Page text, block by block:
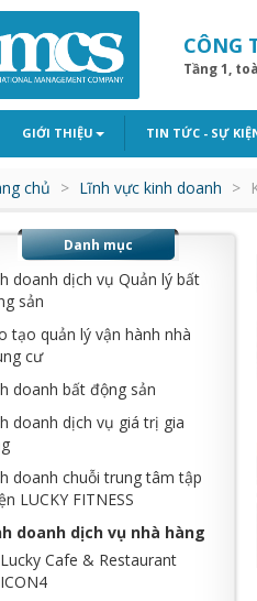
CÔNG
Tầng 1,
GIỚI THIỆU TIN TỨC - SỰ
chủ Lĩnh vực kinh doanh
Danh mục
doanh dịch vụ Quản lý bất
sản
tạo quản lý vận hành nhà
cư
doanh bất động sản
doanh dịch vụ giá trị gia
doanh chuỗi trung tâm tập
LUCKY FITNESS
doanh dịch vụ nhà hàng
Lucky Cafe & Restaurant
ICON4